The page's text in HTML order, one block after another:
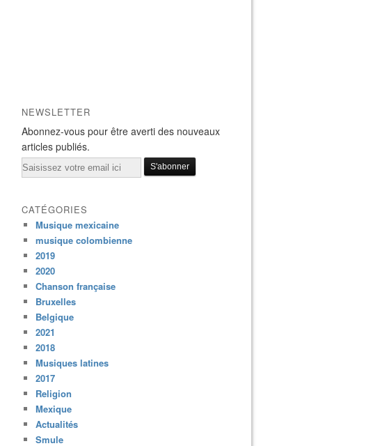
NEWSLETTER
Abonnez-vous pour être averti des nouveaux
articles publiés.
Email
CATÉGORIES
Musique mexicaine
musique colombienne
2019
2020
Chanson française
Bruxelles
Belgique
2021
2018
Musiques latines
2017
Religion
Mexique
Actualités
Smule